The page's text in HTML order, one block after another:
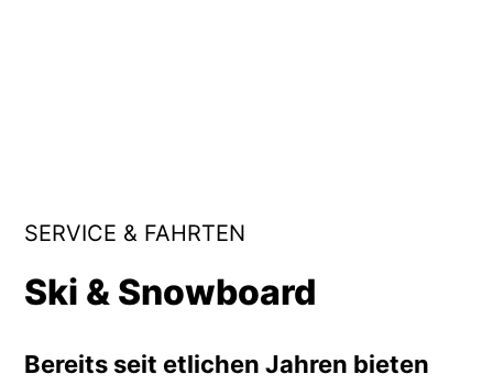
SERVICE & FAHRTEN
Ski & Snowboard
Bereits seit etlichen Jahren bieten